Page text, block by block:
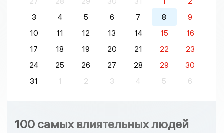
3
4 5 6 7 8
9
10
11 12 13 14 15
16
17
18 19 20 21 22
23
24
25 26 27 28 29
30
31
1 2 3 4 5 6
100 самых влиятельных людей